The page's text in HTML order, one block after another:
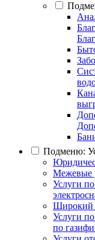
Подменю:
Межевые
Услуги
Широкий
Услуги
по